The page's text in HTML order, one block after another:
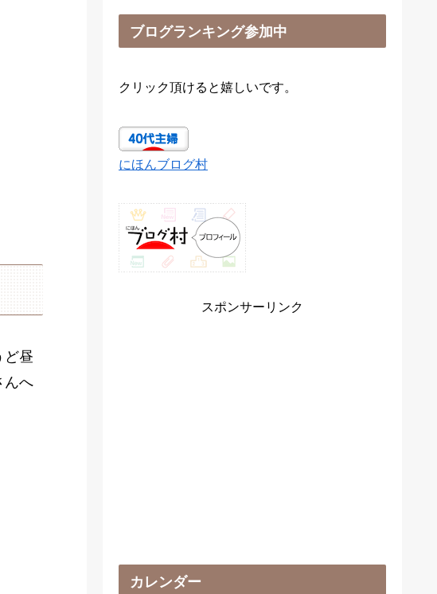
ど昼
んへ
ブログランキング参加中
クリック頂けると嬉しいです。
にほんブログ村
スポンサーリンク
カレンダー